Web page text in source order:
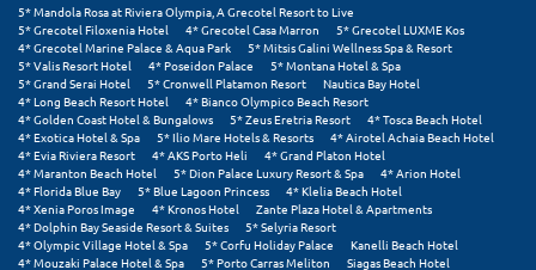
Πάτρα
Παύλιανη
Πειραιάς
Πελοπόννησος
Πήλιο
Πιερία
5* Mandola Rosa at Riviera Olympia, A Grecotel Resort to Live
5* Grecotel Filoxenia Hotel
4* Grecotel Casa Marron
5* Grecotel LUXME Kos
4* Grecotel Marine Palace & Aqua Park
5* Mitsis Galini Wellness Spa & Resort
5* Valis Resort Hotel
4* Poseidon Palace
5* Montana Hotel & Spa
5* Grand Serai Hotel
5* Cronwell Platamon Resort
Nautica Bay Hotel
4* Long Beach Resort Hotel
4* Bianco Olympico Beach Resort
4* Golden Coast Hotel & Bungalows
5* Zeus Eretria Resort
4* Tosca Beach Hotel
4* Exotica Hotel & Spa
5* Ilio Mare Hotels & Resorts
4* Airotel Achaia Beach Hotel
4* Evia Riviera Resort
4* AKS Porto Heli
4* Grand Platon Hotel
4* Maranton Beach Hotel
5* Dion Palace Luxury Resort & Spa
4* Arion Hotel
4* Florida Blue Bay
5* Blue Lagoon Princess
4* Klelia Beach Hotel
4* Xenia Poros Image
4* Kronos Hotel
Zante Plaza Hotel & Apartments
4* Dolphin Bay Seaside Resort & Suites
5* Selyria Resort
4* Olympic Village Hotel & Spa
5* Corfu Holiday Palace
Kanelli Beach Hotel
4* Mouzaki Palace Hotel & Spa
5* Porto Carras Meliton
Siagas Beach Hotel